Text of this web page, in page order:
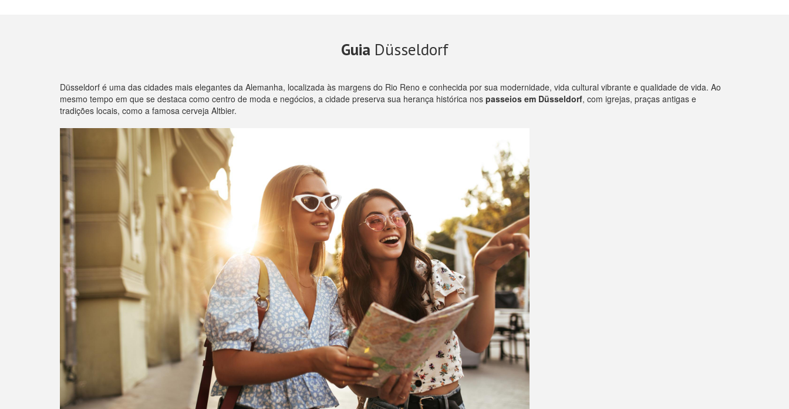
Guia Düsseldorf
Düsseldorf é uma das cidades mais elegantes da Alemanha, localizada às margens do Rio Reno e conhecida por sua modernidade, vida cultural vibrante e qualidade de vida. Ao
mesmo tempo em que se destaca como centro de moda e negócios, a cidade preserva sua herança histórica nos passeios em Düsseldorf, com igrejas, praças antigas e
tradições locais, como a famosa cerveja Altbier.